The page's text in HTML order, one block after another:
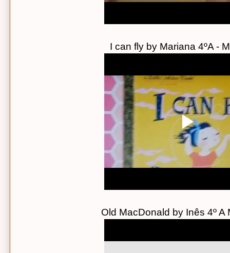
I can fly by Mariana 4ºA -
Old MacDonald by Inês 4º